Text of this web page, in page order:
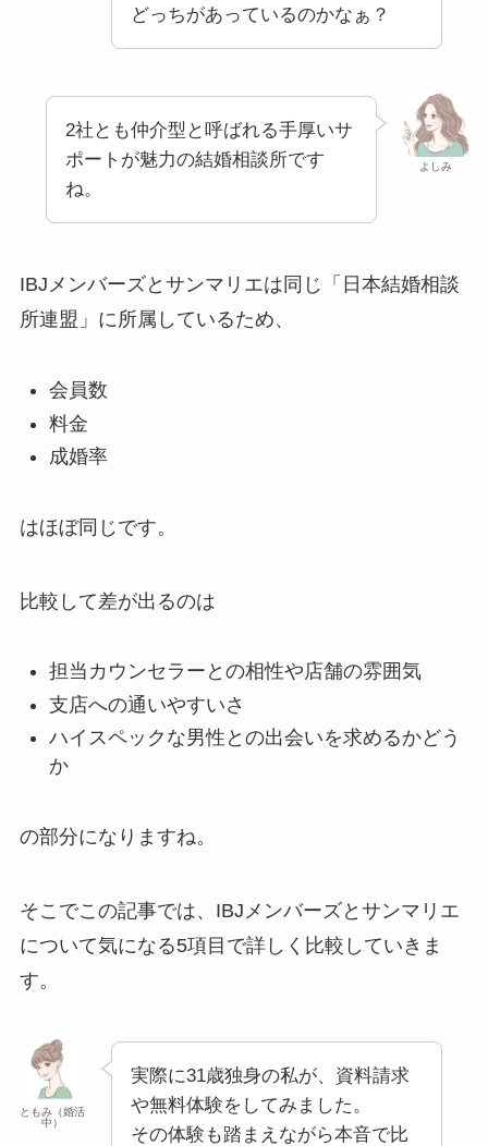
どっちがあっているのかなぁ？
よしみ
2社とも仲介型と呼ばれる手厚いサ
ポートが魅力の結婚相談所です
ね。
IBJメンバーズとサンマリエは同じ「日本結婚相談
所連盟」に所属しているため、
会員数
料金
成婚率
はほぼ同じです。
比較して差が出るのは
担当カウンセラーとの相性や店舗の雰囲気
支店への通いやすいさ
ハイスペックな男性との出会いを求めるかどう
か
の部分になりますね。
そこでこの記事では、IBJメンバーズとサンマリエ
について気になる5項目で詳しく比較していきま
す。
ともみ（婚活
中）
実際に31歳独身の私が、資料請求
や無料体験をしてみました。
その体験も踏まえながら本音で比